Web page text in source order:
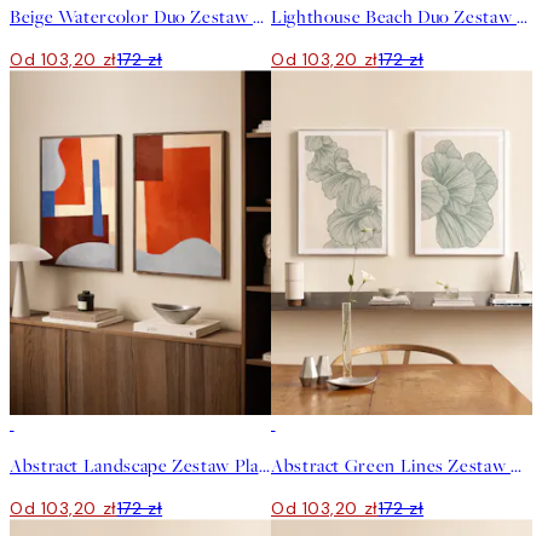
Beige Watercolor Duo Zestaw plakatów
Od 103,20 zł172 zł
Lighthouse Beach Duo Zestaw plakatów
Od 103,20 zł172 zł
Abstract Landscape Zestaw Plakatów
Od 103,20 zł172 zł
Abstract Green Lines Zestaw Plakatów
Od 103,20 zł172 zł